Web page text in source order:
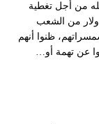
من أجل تغطية
جنوا، سرقة 75 مليون دولار من الشعب
ظنوا أنهم